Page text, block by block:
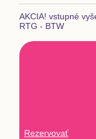
AKCIA! vstupné
RTG - BTW
Rezervovať